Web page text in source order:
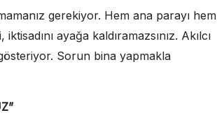
gerekiyor. Hem ana parayı hem
ayağa kaldıramazsınız. Akılcı
Sorun bina yapmakla